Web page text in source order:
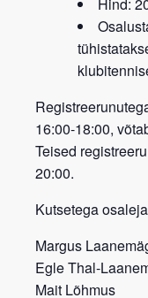
16:00-18:00,
Teised
20:00.
Kutsetega
Margus
Egle Thal-
Mait Lõhmus